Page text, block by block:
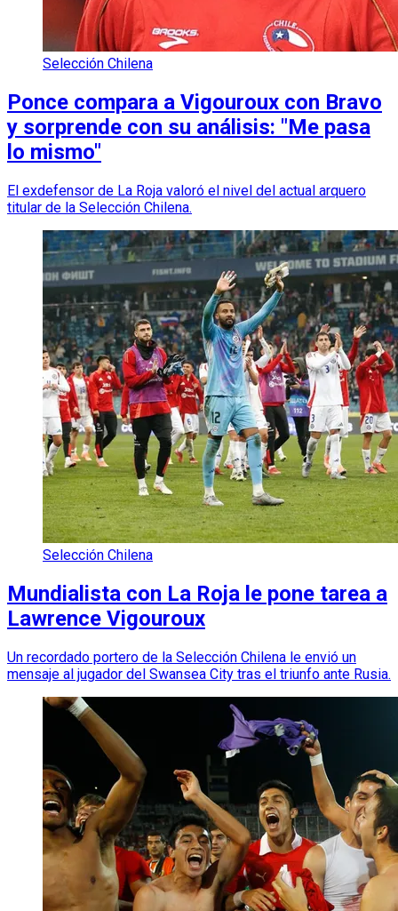
Selección Chilena
Ponce compara a Vigouroux con Bravo
y sorprende con su análisis: "Me pasa
lo mismo"
El exdefensor de La Roja valoró el nivel del actual arquero
titular de la Selección Chilena.
Selección Chilena
Mundialista con La Roja le pone tarea a
Lawrence Vigouroux
Un recordado portero de la Selección Chilena le envió un
mensaje al jugador del Swansea City tras el triunfo ante Rusia.